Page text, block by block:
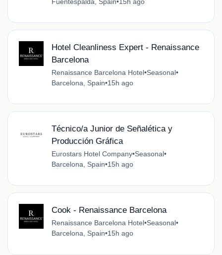
Hotel Cleanliness Expert - Renaissance
Barcelona
Renaissance Barcelona Hotel•Seasonal•
Barcelona, Spain•15h ago
Técnico/a Junior de Señalética y
Producción Gráfica
Eurostars Hotel Company•Seasonal•
Barcelona, Spain•15h ago
Cook - Renaissance Barcelona
Renaissance Barcelona Hotel•Seasonal•
Barcelona, Spain•15h ago